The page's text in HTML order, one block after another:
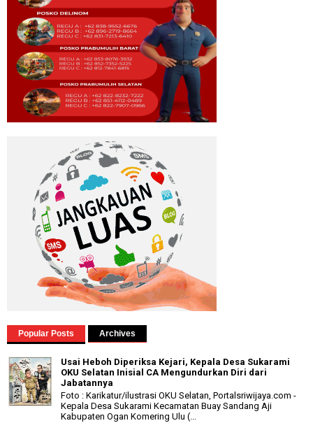
Popular Posts Archives
Usai Heboh Diperiksa Kejari, Kepala Desa Sukarami
OKU Selatan Inisial CA Mengundurkan Diri dari
Jabatannya
Foto : Karikatur/ilustrasi OKU Selatan, Portalsriwijaya.com -
Kepala Desa Sukarami Kecamatan Buay Sandang Aji
Kabupaten Ogan Komering Ulu (...